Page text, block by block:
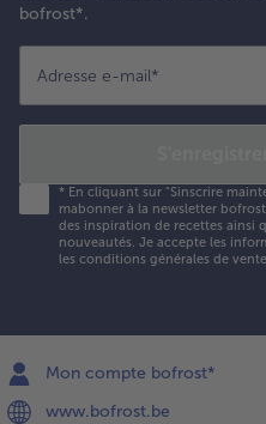
bofrost*.
Adresse e-mail*
* En cliquant sur "Sinscrire
mabonner à la newsletter
des inspiration de recettes ainsi
nouveautés. Je accepte les
les conditions générales de
Mon compte bofrost*
www.bofrost.be